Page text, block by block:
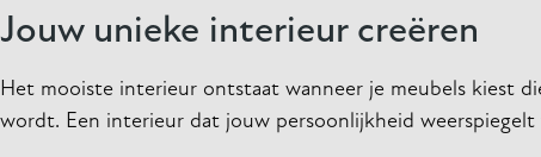
Jouw unieke interieur creëren
Het mooiste interieur ontstaat wanneer je meubels kiest
wordt. Een interieur dat jouw persoonlijkheid